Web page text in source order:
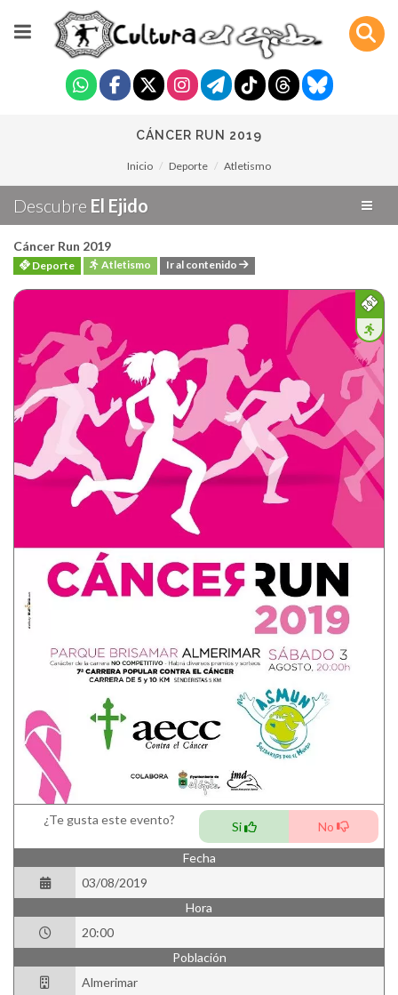
CÁNCER RUN 2019
Inicio Deporte Atletismo
Descubre El Ejido
Cáncer Run 2019
Deporte Atletismo Ir al contenido
¿Te gusta este evento? Si No
Fecha
03/08/2019
Hora
20:00
Población
Almerimar